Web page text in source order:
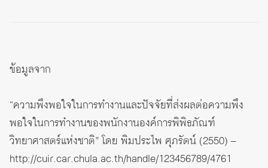
ข้อมูลจาก
“ความพึงพอใจในการทำงานและปัจจัยที่ส่งผลต่อความพึง
พอใจในการทำงานของพนักงานองค์การพิพิธภัณฑ์
วิทยาศาสตร์แห่งชาติ” โดย พิมประไพ ศุภรัตน์ (2550) –
http://cuir.car.chula.ac.th/handle/123456789/4761